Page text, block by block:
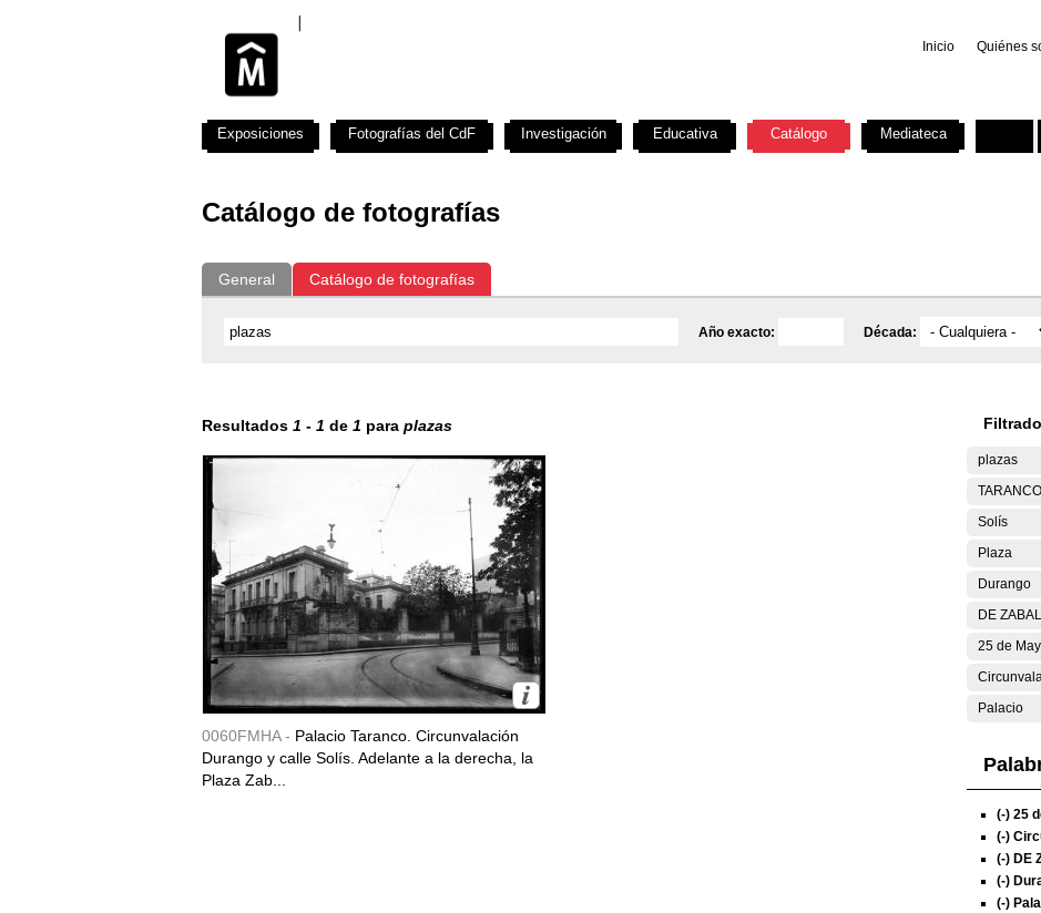
Inicio Quiénes
Catálogo de fotografías
General Catálogo de fotografías
Año exacto: Década:
Resultados 1 - 1 de 1 para plazas
0060FMHA - Palacio Taranco. Circunvalación
Durango y calle Solís. Adelante a la derecha, la
Plaza Zab...
plazas
TARANCO
Solís
Plaza
Durango
DE
25 de
Palacio
(-) 25
(-)
(-) DE
(-)
(-)
Exposiciones Fotografías del CdF Investigación Educativa Catálogo Mediateca